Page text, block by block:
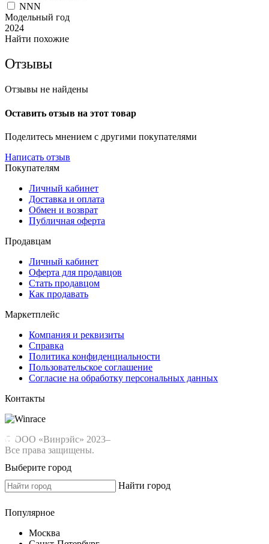
NNN
Модельный год
2024
Найти похожие
Отзывы
Отзывы не найдены
Оставить отзыв на этот товар
Поделитесь мнением с другими покупателями
Написать отзыв
Покупателям
Личный кабинет
Доставка и оплата
Обмен и возврат
Публичная оферта
Продавцам
Личный кабинет
Оферта для продавцов
Стать продавцом
Как продавать
Маркетплейс
Компания и реквизиты
Справка
Политика конфиденциальности
Пользовательское соглашение
Согласие на обработку персональных данных
Контакты
© ООО «Винрэйс» 2023–
Все права защищены.
Выберите город
Найти город
Популярное
Москва